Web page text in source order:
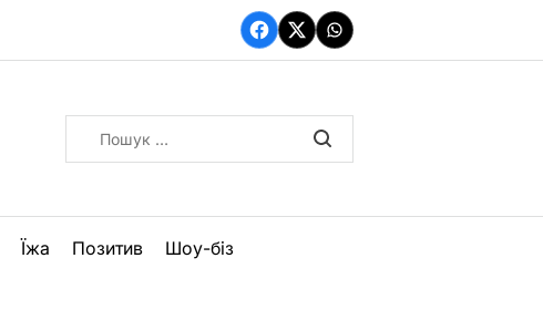
Facebook
TwitterWhatsApp
Їжа Позитив Шоу-біз